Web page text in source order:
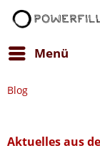
Menü
Blog
Aktuelles aus